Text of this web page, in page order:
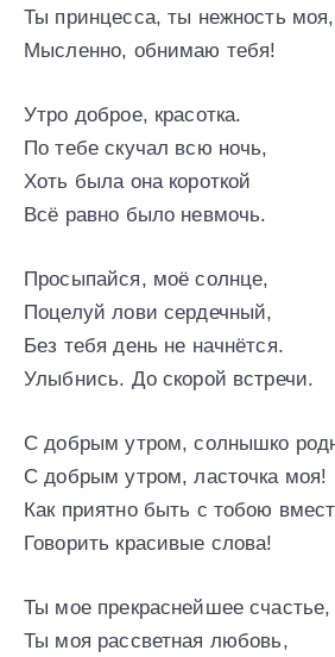
Ты принцесса, ты нежность моя,
Мысленно, обнимаю тебя!
Утро доброе, красотка.
По тебе скучал всю ночь,
Хоть была она короткой
Всё равно было невмочь.
Просыпайся, моё солнце,
Поцелуй лови сердечный,
Без тебя день не начнётся.
Улыбнись. До скорой встречи.
С добрым утром, солнышко
С добрым утром, ласточка моя!
Как приятно быть с тобою
Говорить красивые слова!
Ты мое прекраснейшее счастье,
Ты моя рассветная любовь,